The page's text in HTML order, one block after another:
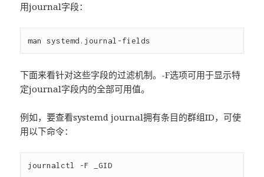
用journal字段：
下面来看针对这些字段的过滤机制。-F选项可用于显示特
定journal字段内的全部可用值。
例如，要查看systemd journal拥有条目的群组ID，可使
用以下命令：
journalctl -F _GID